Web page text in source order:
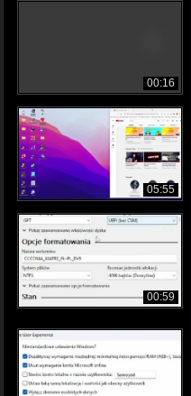
00:16
05:55
00:59